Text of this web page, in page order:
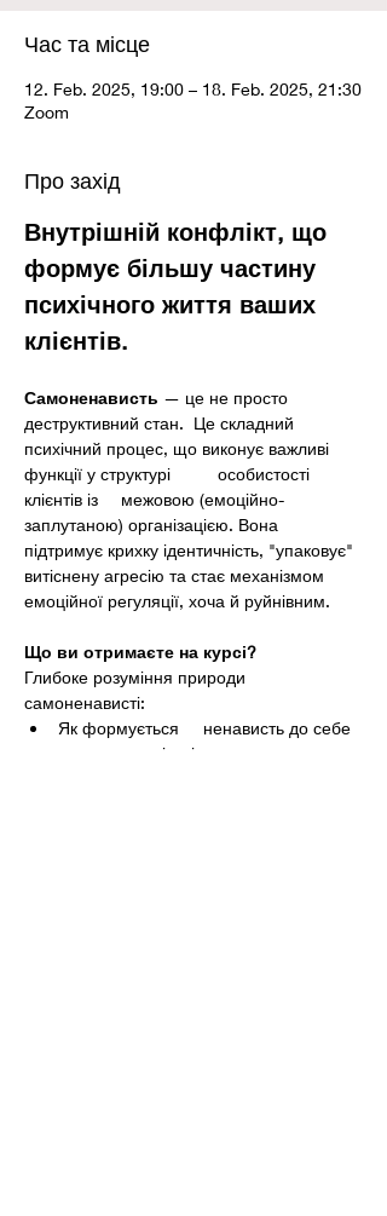
Час та місце
12. Feb. 2025, 19:00 – 18. Feb. 2025, 21:30
Zoom
Про захід
Внутрішній конфлікт, що
формує більшу частину
психічного життя ваших
клієнтів.
Самоненависть — це не просто
деструктивний стан.  Це складний
психічний процес, що виконує важливі
функції у структурі	особистості
клієнтів із	межовою (емоційно-
заплутаною) організацією. Вона
підтримує крихку ідентичність, "упаковує"
витіснену агресію та стає механізмом
Що ви отримаєте на курсі?
Глибоке розуміння природи
Як формується	ненависть до себе